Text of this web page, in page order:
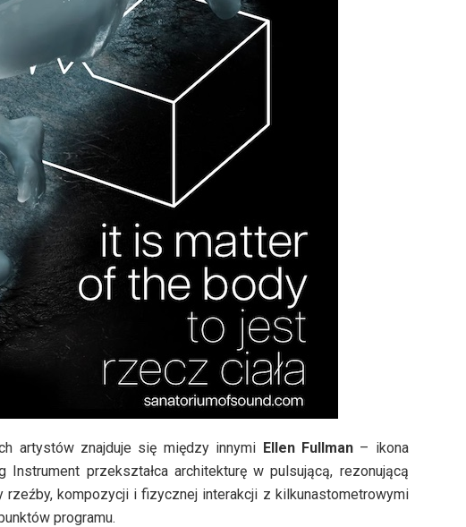
artystów znajduje się między innymi Ellen Fullman– ikona
Instrument przekształca architekturę w pulsującą, rezonującą
rzeźby, kompozycji i fizycznej interakcji z kilkunastometrowymi
programu.